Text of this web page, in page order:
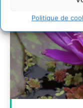
Politique de